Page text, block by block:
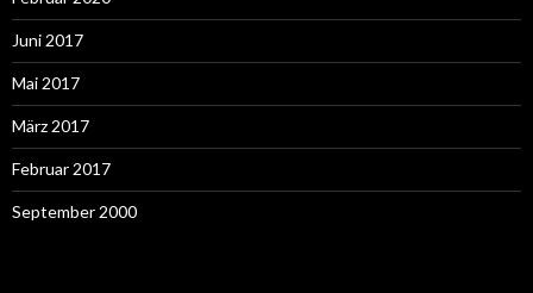
Juni 2017
Mai 2017
März 2017
Februar 2017
September 2000